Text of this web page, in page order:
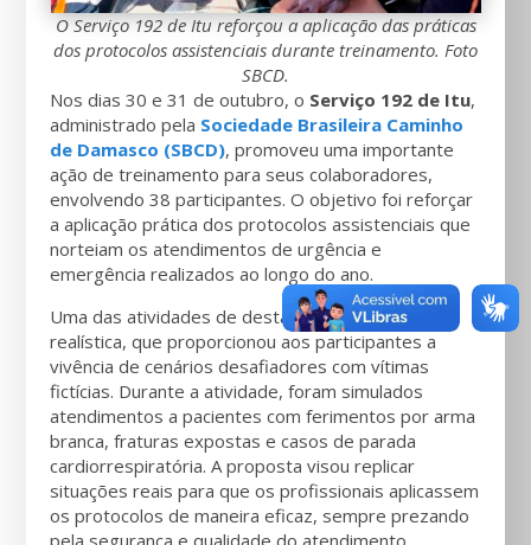
O Serviço 192 de Itu reforçou a aplicação das práticas
dos protocolos assistenciais durante treinamento. Foto
SBCD.
Nos dias 30 e 31 de outubro, o Serviço 192 de Itu,
administrado pela Sociedade Brasileira Caminho
de Damasco (SBCD), promoveu uma importante
ação de treinamento para seus colaboradores,
envolvendo 38 participantes. O objetivo foi reforçar
a aplicação prática dos protocolos assistenciais que
norteiam os atendimentos de urgência e
emergência realizados ao longo do ano.
Uma das atividades de destaque foi a simulação
realística, que proporcionou aos participantes a
vivência de cenários desafiadores com vítimas
fictícias. Durante a atividade, foram simulados
atendimentos a pacientes com ferimentos por arma
branca, fraturas expostas e casos de parada
cardiorrespiratória. A proposta visou replicar
situações reais para que os profissionais aplicassem
os protocolos de maneira eficaz, sempre prezando
pela segurança e qualidade do atendimento.